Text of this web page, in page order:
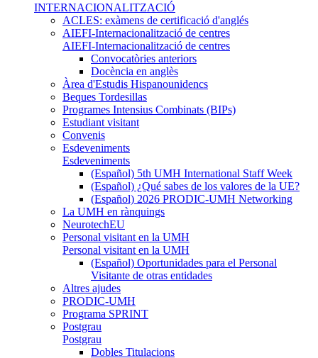
INTERNACIONALITZACIÓ
ACLES: exàmens de certificació d'anglés
AIEFI-Internacionalització de centres
AIEFI-Internacionalització de centres
Convocatòries anteriors
Docència en anglès
Àrea d'Estudis Hispanounidencs
Beques Tordesillas
Programes Intensius Combinats (BIPs)
Estudiant visitant
Convenis
Esdeveniments
Esdeveniments
(Español) 5th UMH International Staff Week
(Español) ¿Qué sabes de los valores de la UE?
(Español) 2026 PRODIC-UMH Networking
La UMH en rànquings
NeurotechEU
Personal visitant en la UMH
Personal visitant en la UMH
(Español) Oportunidades para el Personal
Visitante de otras entidades
Altres ajudes
PRODIC-UMH
Programa SPRINT
Postgrau
Postgrau
Dobles Titulacions